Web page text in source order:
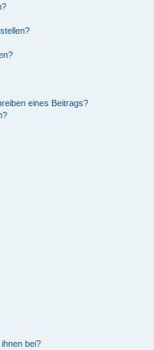
eines Beitrags?
bei?